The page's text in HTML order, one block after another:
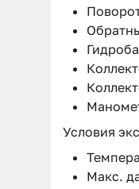
Условия
Макс.